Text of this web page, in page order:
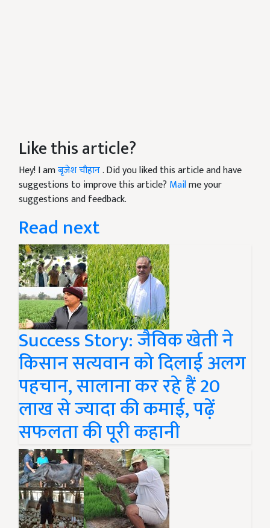
Like this article?
Hey! I amबृजेश चौहान. Did you liked this article and have
suggestions to improve this article? Mailme your
suggestions and feedback.
Read next
Success Story: जैविक खेती ने
किसान सत्यवान को दिलाई अलग
पहचान, सालाना कर रहे हैं 20
लाख से ज्यादा की कमाई, पढ़ें
सफलता की पूरी कहानी